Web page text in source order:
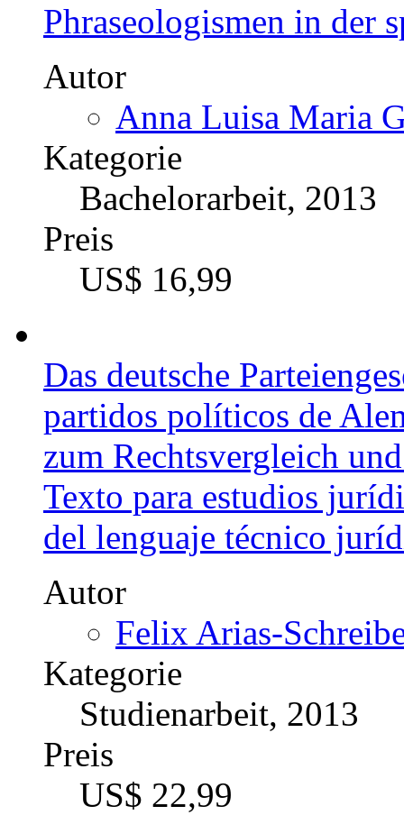
Phraseologismen in der
Autor
Anna Luisa Maria
Kategorie
Bachelorarbeit, 2013
Preis
US$ 16,99
Das deutsche
partidos políticos de
zum Rechtsvergleich
Texto para estudios
del lenguaje técnico
Autor
Felix Arias-
Kategorie
Studienarbeit, 2013
Preis
US$ 22,99